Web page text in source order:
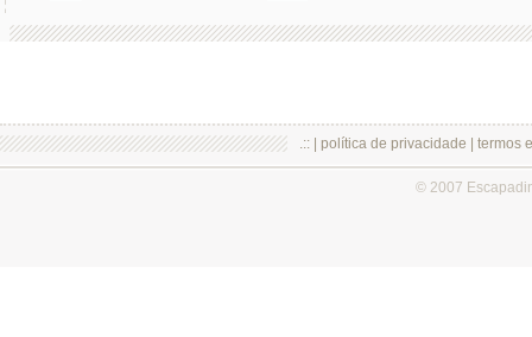
.:: | política de privacidade termos
© 2007